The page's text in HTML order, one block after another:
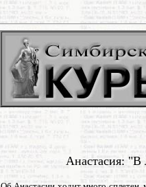
Анастасия: "В